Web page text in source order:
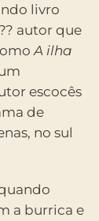
livro
autor que
A ilha
escocês
de
no sul
a burrica e